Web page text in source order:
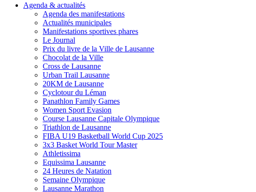
Agenda & actualités
Agenda des manifestations
Actualités municipales
Manifestations sportives phares
Le Journal
Prix du livre de la Ville de Lausanne
Chocolat de la Ville
Cross de Lausanne
Urban Trail Lausanne
20KM de Lausanne
Cyclotour du Léman
Panathlon Family Games
Women Sport Evasion
Course Lausanne Capitale Olympique
Triathlon de Lausanne
FIBA U19 Basketball World Cup 2025
3x3 Basket World Tour Master
Athletissima
Equissima Lausanne
24 Heures de Natation
Semaine Olympique
Lausanne Marathon